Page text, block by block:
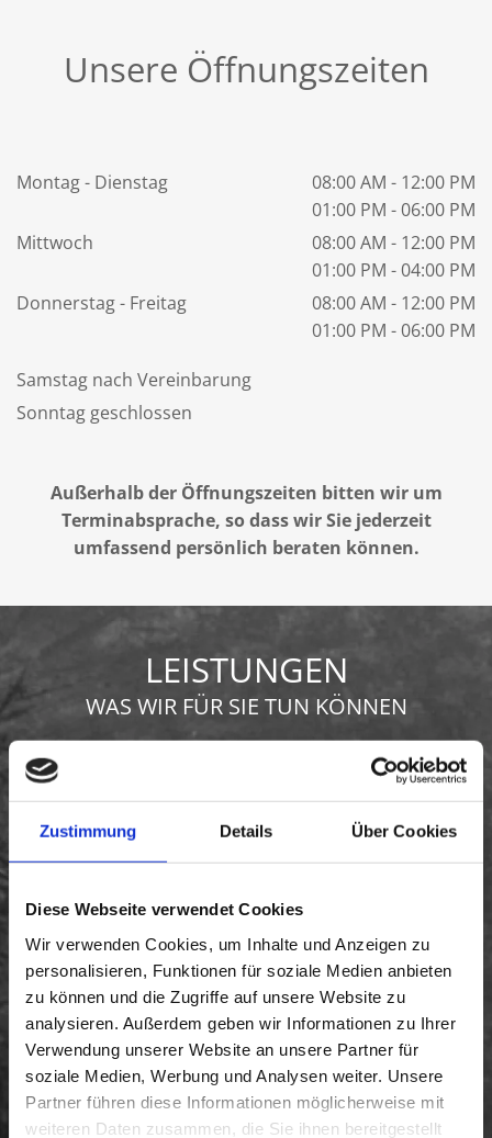
Zustimmung Details Über Cookies
Diese Webseite verwendet Cookies
Wir verwenden Cookies, um Inhalte und Anzeigen zu
personalisieren, Funktionen für soziale Medien anbieten
zu können und die Zugriffe auf unsere Website zu
analysieren. Außerdem geben wir Informationen zu Ihrer
Verwendung unserer Website an unsere Partner für
soziale Medien, Werbung und Analysen weiter. Unsere
Partner führen diese Informationen möglicherweise mit
weiteren Daten zusammen, die Sie ihnen bereitgestellt
Unsere Öffnungszeiten
Montag - Dienstag
08:00 AM - 12:00 PM
01:00 PM - 06:00 PM
Mittwoch
08:00 AM - 12:00 PM
01:00 PM - 04:00 PM
Donnerstag - Freitag
08:00 AM - 12:00 PM
01:00 PM - 06:00 PM
Samstag nach Vereinbarung
Sonntag geschlossen
Außerhalb der Öffnungszeiten bitten wir um
Terminabsprache, so dass wir Sie jederzeit
umfassend persönlich beraten können.
LEISTUNGEN
WAS WIR FÜR SIE TUN KÖNNEN
GRABDENKMÄLER
...und Quellsteine